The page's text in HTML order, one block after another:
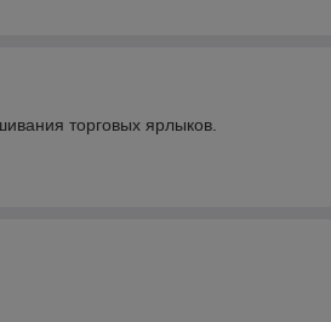
торговых ярлыков.